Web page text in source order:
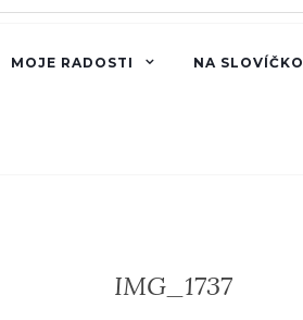
MOJE RADOSTI NA SLOVÍČKO
IMG_1737